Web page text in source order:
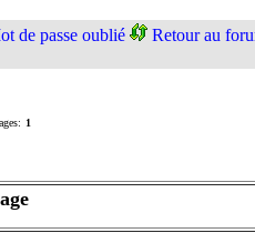
de passe oublié Retour au
1